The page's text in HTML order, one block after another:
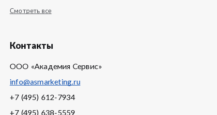
Смотреть все
Контакты
ООО «Академия Сервис»
info@asmarketing.ru
+7 (495) 612-7934
+7 (495) 638-5559